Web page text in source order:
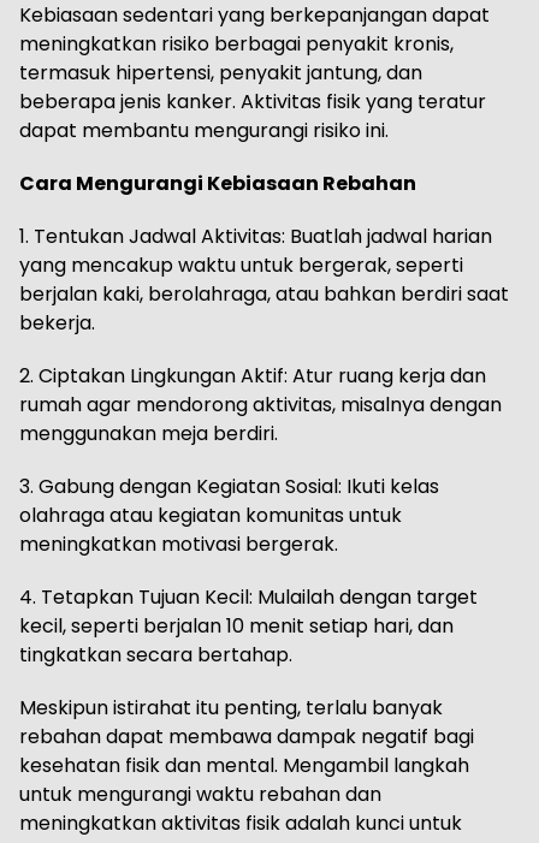
Kebiasaan sedentari yang berkepanjangan dapat
meningkatkan risiko berbagai penyakit kronis,
termasuk hipertensi, penyakit jantung, dan
beberapa jenis kanker. Aktivitas fisik yang teratur
dapat membantu mengurangi risiko ini.
Cara Mengurangi Kebiasaan Rebahan
1. Tentukan Jadwal Aktivitas: Buatlah jadwal harian
yang mencakup waktu untuk bergerak, seperti
berjalan kaki, berolahraga, atau bahkan berdiri saat
bekerja.
2. Ciptakan Lingkungan Aktif: Atur ruang kerja dan
rumah agar mendorong aktivitas, misalnya dengan
menggunakan meja berdiri.
3. Gabung dengan Kegiatan Sosial: Ikuti kelas
olahraga atau kegiatan komunitas untuk
meningkatkan motivasi bergerak.
4. Tetapkan Tujuan Kecil: Mulailah dengan target
kecil, seperti berjalan 10 menit setiap hari, dan
tingkatkan secara bertahap.
Meskipun istirahat itu penting, terlalu banyak
rebahan dapat membawa dampak negatif bagi
kesehatan fisik dan mental. Mengambil langkah
untuk mengurangi waktu rebahan dan
meningkatkan aktivitas fisik adalah kunci untuk